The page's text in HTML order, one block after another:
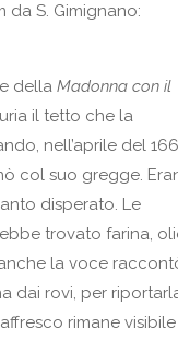
da S. Gimignano:
dellaMadonna con il
il tetto che la
nell’aprile del
col suo gregge.
disperato. Le
trovato farina,
la voce
dai rovi, per
rimane